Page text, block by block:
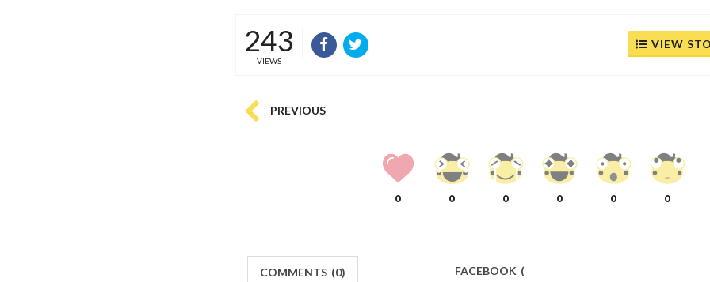
243
VIEWS
VIEW
PREVIOUS
0 0 0 0 0 0
COMMENTS (0) FACEBOOK (